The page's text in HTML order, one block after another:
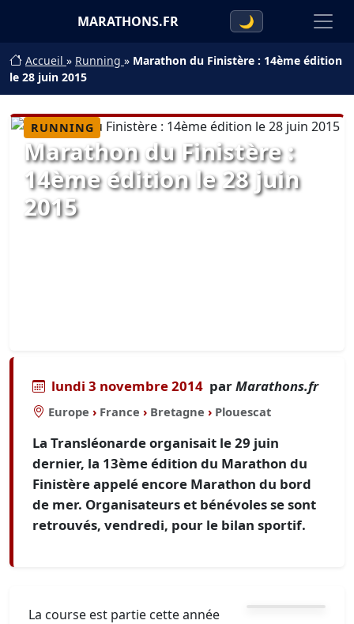
MARATHONS.FR 🌙
Accueil » Running » Marathon du Finistère : 14ème édition
le 28 juin 2015
RUNNING
Marathon du Finistère :
14ème édition le 28 juin
2015
lundi 3 novembre 2014 parMarathons.fr
Europe › France › Bretagne › Plouescat
La Transléonarde organisait le 29 juin
dernier, la 13ème édition du Marathon du
Finistère appelé encore Marathon du bord
de mer. Organisateurs et bénévoles se sont
retrouvés, vendredi, pour le bilan sportif.
La course est partie cette année